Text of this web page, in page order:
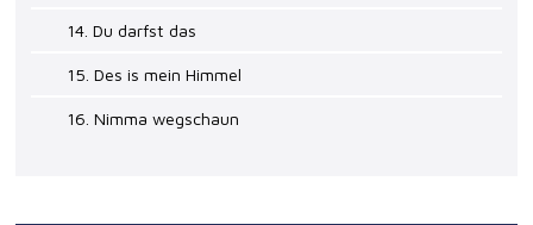
14. Du darfst das
15. Des is mein Himmel
16. Nimma wegschaun